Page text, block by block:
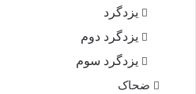
یزدگرد
یزدگرد دوم
یزدگرد سوم
ضحاک